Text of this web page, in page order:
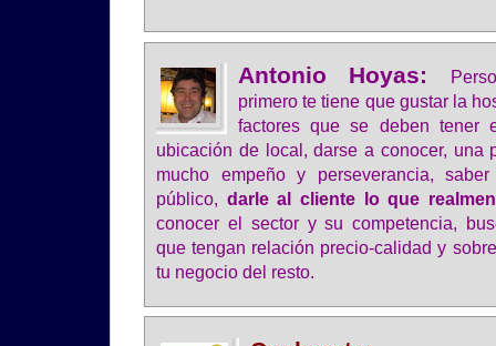
Antonio Hoyas:
primero te tiene que gustar la
factores que se deben tener
ubicación de local, darse a conocer, una
mucho empeño y perseverancia,
público, darle al cliente lo que
conocer el sector y su competencia,
que tengan relación precio-calidad y
tu negocio del resto.